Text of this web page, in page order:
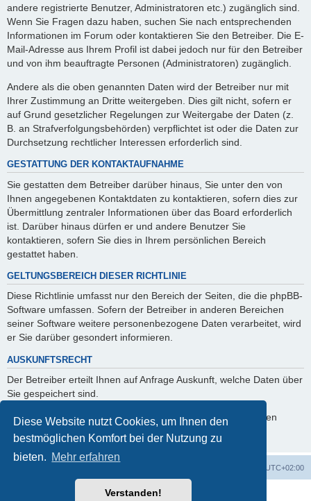
Diese Website nutzt Cookies, um Ihnen den
bestmöglichen Komfort bei der Nutzung zu
bieten. Mehr erfahren
Verstanden!
andere registrierte Benutzer, Administratoren etc.) zugänglich sind.
Wenn Sie Fragen dazu haben, suchen Sie nach entsprechenden
Informationen im Forum oder kontaktieren Sie den Betreiber. Die E-
Mail-Adresse aus Ihrem Profil ist dabei jedoch nur für den Betreiber
und von ihm beauftragte Personen (Administratoren) zugänglich.
Andere als die oben genannten Daten wird der Betreiber nur mit
Ihrer Zustimmung an Dritte weitergeben. Dies gilt nicht, sofern er
auf Grund gesetzlicher Regelungen zur Weitergabe der Daten (z.
B. an Strafverfolgungsbehörden) verpflichtet ist oder die Daten zur
Durchsetzung rechtlicher Interessen erforderlich sind.
GESTATTUNG DER KONTAKTAUFNAHME
Sie gestatten dem Betreiber darüber hinaus, Sie unter den von
Ihnen angegebenen Kontaktdaten zu kontaktieren, sofern dies zur
Übermittlung zentraler Informationen über das Board erforderlich
ist. Darüber hinaus dürfen er und andere Benutzer Sie
kontaktieren, sofern Sie dies in Ihrem persönlichen Bereich
gestattet haben.
GELTUNGSBEREICH DIESER RICHTLINIE
Diese Richtlinie umfasst nur den Bereich der Seiten, die die phpBB-
Software umfassen. Sofern der Betreiber in anderen Bereichen
seiner Software weitere personenbezogene Daten verarbeitet, wird
er Sie darüber gesondert informieren.
AUSKUNFTSRECHT
Der Betreiber erteilt Ihnen auf Anfrage Auskunft, welche Daten über
Sie gespeichert sind.
Sie können jederzeit die Löschung bzw. Sperrung Ihrer Daten
verlangen. Kontaktieren Sie hierzu bitte den Betreiber.
UTC+02:00
Powered byphpBB® Forum Software © phpBB Limited